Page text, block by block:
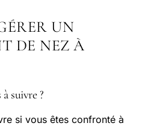
UN
DE NEZ À
suivre ?
si vous êtes confronté à